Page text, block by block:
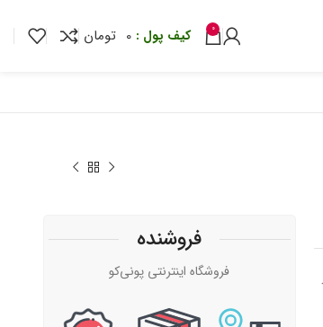
0
0 تومان
تومان
فروشنده
فروشگاه اینترنتی پونی‌کو